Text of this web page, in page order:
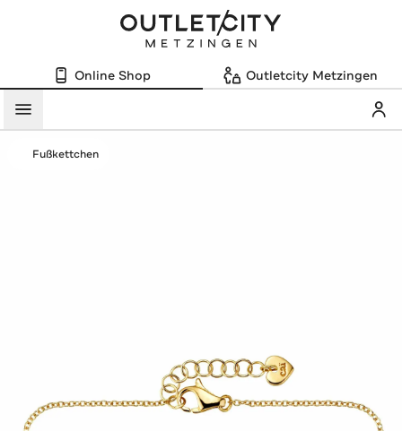
Online Shop Outletcity Metzingen
Menü
Fußkettchen